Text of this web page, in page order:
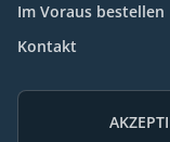
Im Voraus bestellen
Kontakt